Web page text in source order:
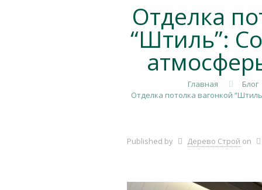
Отделка
“Штиль”:
Главная
Блог
Отделка потолка вагонкой
Published by Дерево Строй on